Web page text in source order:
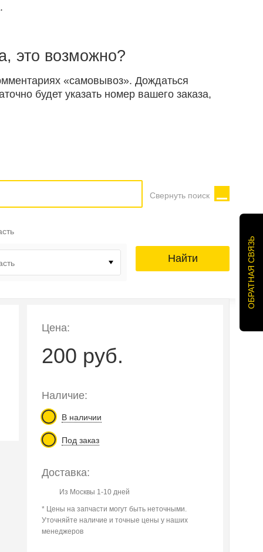
это возможно?
«самовывоз». Дождаться
будет указать номер вашего заказа,
Свернуть поиск
Найти
Цена:
200 руб.
Наличие:
В наличии
Под заказ
Доставка:
Из Москвы 1-10 дней
* Цены на запчасти могут быть неточными.
Уточняйте наличие и точные цены у наших
менеджеров
ОБРАТНАЯ СВЯЗЬ